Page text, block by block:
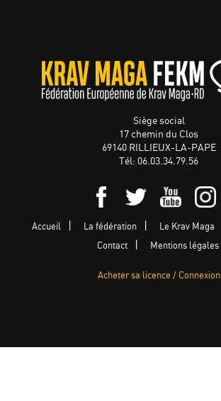
Siège social
17 chemin du Clos
69140 RILLIEUX-LA-PAPE
Tél: 06.03.34.79.56
Accueil La fédération Le Krav Maga
Contact Mentions légales
Acheter sa licence / Connexion